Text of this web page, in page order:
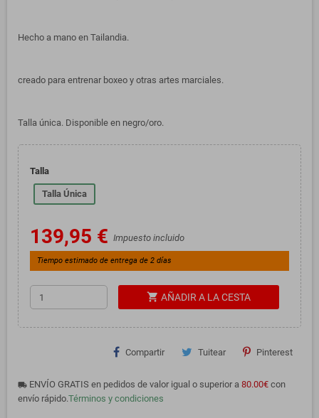
Hecho a mano en Tailandia.
creado para entrenar boxeo y otras artes marciales.
Talla única. Disponible en negro/oro.
Talla
Talla Única
139,95 € Impuesto incluido
Tiempo estimado de entrega de 2 días
shopping_cart AÑADIR A LA CESTA
Compartir Tuitear Pinterest
local_shipping ENVÍO GRATIS en pedidos de valor igual o superior a 80.00€ con
envío rápido.Términos y condiciones